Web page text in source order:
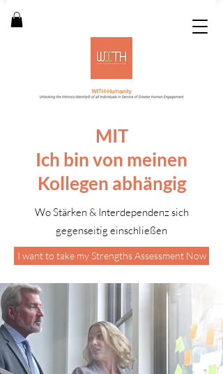
MIT
Ich bin von meinen
Kollegen abhängig
Wo Stärken & Interdependenz sich
gegenseitig einschließen
I want to take my Strengths Assessment Now